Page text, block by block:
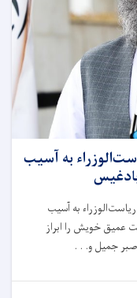
به آسیب
به آسیب
عمیق خویش را ابراز
صبر جمیل و. . .